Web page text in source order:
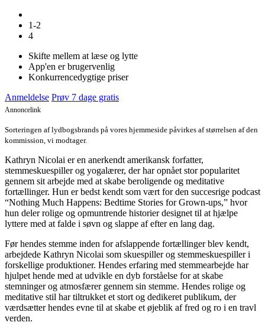
1-2
4
Skifte mellem at læse og lytte
App'en er brugervenlig
Konkurrencedygtige priser
Anmeldelse Prøv 7 dage gratis
Annoncelink
Sorteringen af lydbogsbrands på vores hjemmeside påvirkes af størrelsen af den
kommission, vi modtager.
Kathryn Nicolai er en anerkendt amerikansk forfatter,
stemmeskuespiller og yogalærer, der har opnået stor popularitet
gennem sit arbejde med at skabe beroligende og meditative
fortællinger. Hun er bedst kendt som vært for den succesrige podcast
“Nothing Much Happens: Bedtime Stories for Grown-ups,” hvor
hun deler rolige og opmuntrende historier designet til at hjælpe
lyttere med at falde i søvn og slappe af efter en lang dag.
Før hendes stemme inden for afslappende fortællinger blev kendt,
arbejdede Kathryn Nicolai som skuespiller og stemmeskuespiller i
forskellige produktioner. Hendes erfaring med stemmearbejde har
hjulpet hende med at udvikle en dyb forståelse for at skabe
stemninger og atmosfærer gennem sin stemme. Hendes rolige og
meditative stil har tiltrukket et stort og dedikeret publikum, der
værdsætter hendes evne til at skabe et øjeblik af fred og ro i en travl
verden.